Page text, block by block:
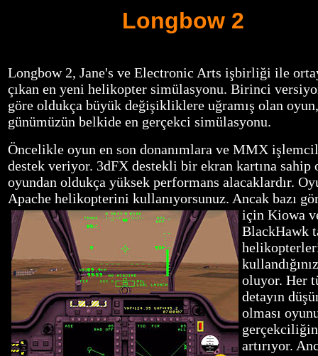
Longbow 2
Longbow 2, Jane's ve Electronic Arts işbirliği ile
çıkan en yeni helikopter simülasyonu. Birinci
göre oldukça büyük değişikliklere uğramış olan oyun,
günümüzün belkide en gerçekci simülasyonu.
Öncelikle oyun en son donanımlara ve MMX
destek veriyor. 3dFX destekli bir ekran kartına sahip
oyundan oldukça yüksek performans alacaklardır.
Apache helikopterini kullanıyorsunuz. Ancak bazı
için Kiowa
BlackHawk
oluyor. Her
detayın
olması
artırıyor.